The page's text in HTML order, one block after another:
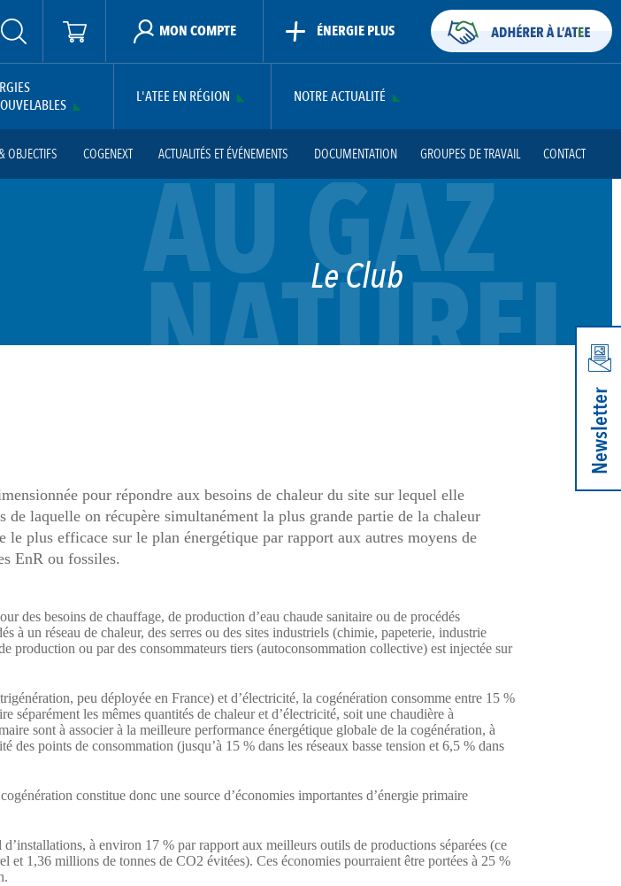
MON COMPTE ÉNERGIE PLUS
L'ATEE EN RÉGION NOTRE ACTUALITÉ
OBJECTIFS COGENEXT ACTUALITÉS ET ÉVÉNEMENTS DOCUMENTATION GROUPES DE TRAVAIL CONTACT
AU GAZ
NATUREL
Le Club
pour répondre aux besoins de chaleur du site sur lequel elle
laquelle on récupère simultanément la plus grande partie de la chaleur
plus efficace sur le plan énergétique par rapport aux autres moyens de
EnR ou fossiles.
des besoins de chauffage, de production d’eau chaude sanitaire ou de procédés
à un réseau de chaleur, des serres ou des sites industriels (chimie, papeterie, industrie
production ou par des consommateurs tiers (autoconsommation collective) est injectée sur
peu déployée en France) et d’électricité, la cogénération consomme entre 15 %
les mêmes quantités de chaleur et d’électricité, soit une chaudière à
sont à associer à la meilleure performance énergétique globale de la cogénération, à
points de consommation (jusqu’à 15 % dans les réseaux basse tension et 6,5 % dans
constitue donc une source d’économies importantes d’énergie primaire
à environ 17 % par rapport aux meilleurs outils de productions séparées (ce
et 1,36 millions de tonnes de CO2 évitées). Ces économies pourraient être portées à 25 %
Newsletter